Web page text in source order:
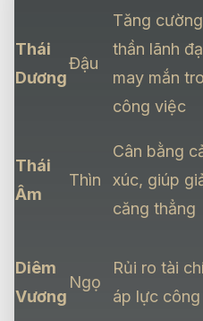
Thái
Dương
Đậu
Tăng
thần lãnh
may mắn
công việc
Thái
Âm
Thìn
Cân bằng
xúc, giúp
căng thẳng
Diêm
Vương
Ngọ
Rủi ro tài
áp lực